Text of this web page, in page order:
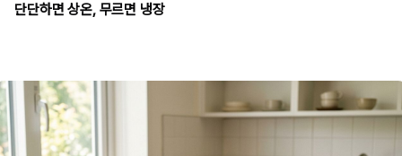
단단하면 상온, 무르면 냉장